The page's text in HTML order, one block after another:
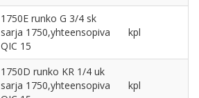
1750E runko G 3/4 sk
sarja 1750,yhteensopiva
QIC 15
kpl
1750D runko KR 1/4 uk
sarja 1750,yhteensopiva
kpl